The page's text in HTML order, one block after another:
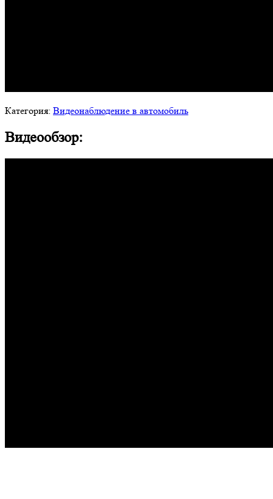
Категория: Видеонаблюдение в автомобиль
Видеообзор: